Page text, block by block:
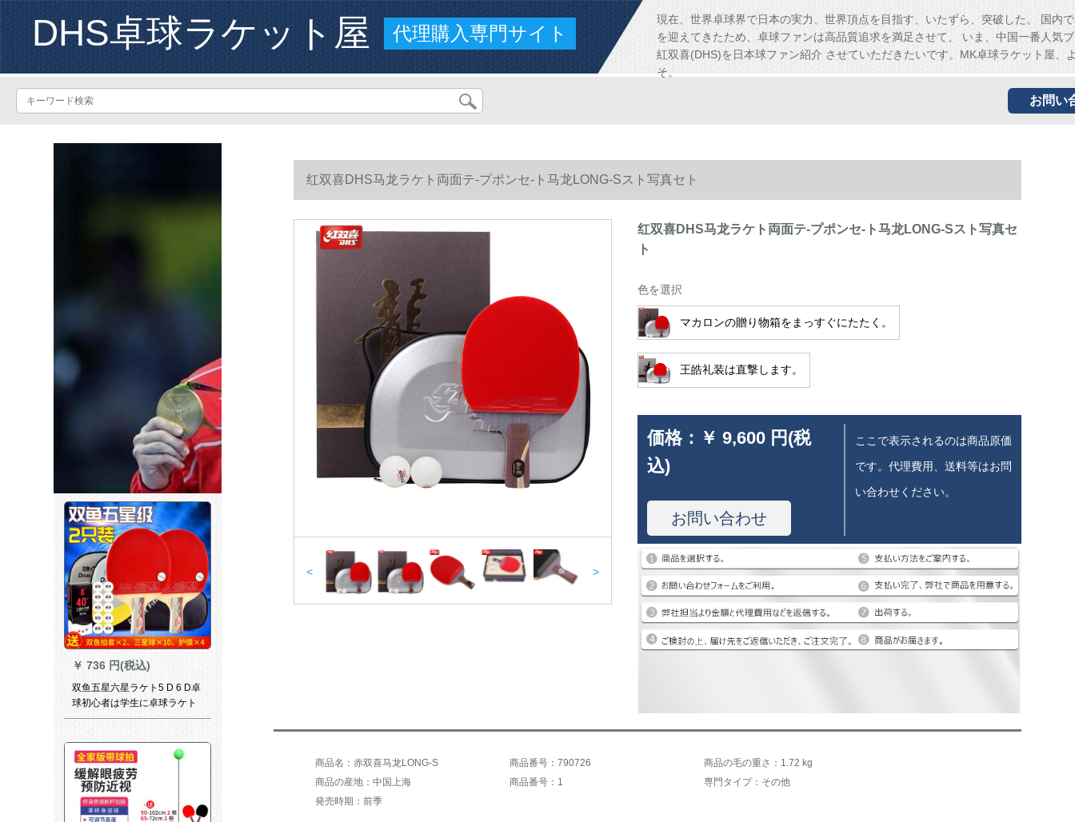
DHS卓球ラケット屋 代理購入専門サイト
現在、世界卓球界で日本の実力、世界頂点を目指す、いたずら、突破した。 国内
を迎えてきたため、卓球ファンは高品質追求を満足させて、 いま、中国一番人気
紅双喜(DHS)を日本球ファン紹介 させていただきたいです。MK卓球ラケット屋、
そ。
お問い
￥ 736 円(税込)
双鱼五星六星ラケト5 D 6 D卓
球初心者は学生に卓球ラケト
を练习すること。
红双喜DHS马龙ラケト両面テ-プポンセ-ト马龙LONG-Sスト写真セト
< >
红双喜DHS马龙ラケト両面テ-プポンセ-ト马龙LONG-Sスト写真セ
ト
色を選択
マカロンの贈り物箱をまっすぐにたたく。
王皓礼装は直撃します。
価格： ￥ 9,600 円(税
込)
お問い合わせ
ここで表示されるのは商品原価
です。代理費用、送料等はお問
い合わせください。
商品名：赤双喜马龙LONG-S 商品番号：790726
商品の毛の重さ：1.72 kg
商品の産地：中国上海
商品番号：1
専門タイプ：その他
発売時期：前季